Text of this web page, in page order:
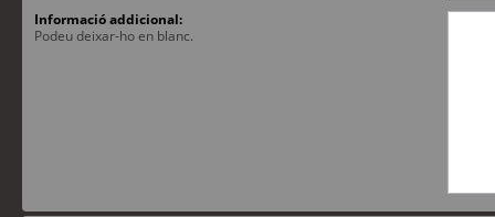
Informació addicional:
Podeu deixar-ho en blanc.